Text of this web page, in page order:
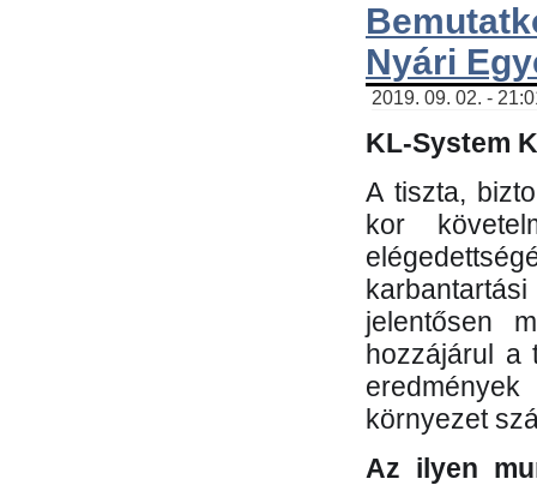
Nyári
2019. 09. 02. -
KL-System
A tiszta,
kor
jelentősen
hozzájárul a
környezet
Az ilyen